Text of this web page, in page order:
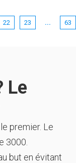
22 23 ... 63
Le
premier. Le
3000.
but en évitant